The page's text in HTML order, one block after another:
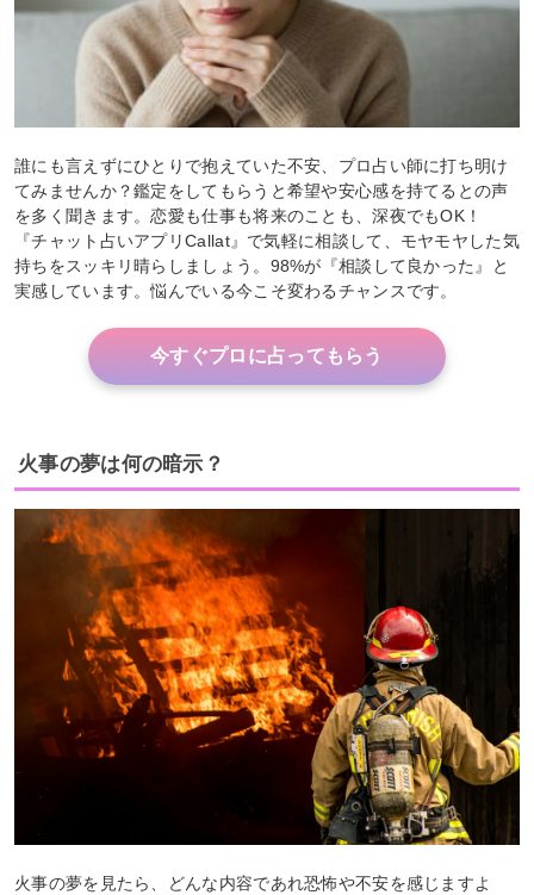
誰にも言えずにひとりで抱えていた不安、プロ占い師に打ち明け
てみませんか？鑑定をしてもらうと希望や安心感を持てるとの声
を多く聞きます。恋愛も仕事も将来のことも、深夜でもOK！
『チャット占いアプリCallat』で気軽に相談して、モヤモヤした気
持ちをスッキリ晴らしましょう。98%が『相談して良かった』と
実感しています。悩んでいる今こそ変わるチャンスです。
今すぐプロに占ってもらう
火事の夢は何の暗示？
火事の夢を見たら、どんな内容であれ恐怖や不安を感じますよ